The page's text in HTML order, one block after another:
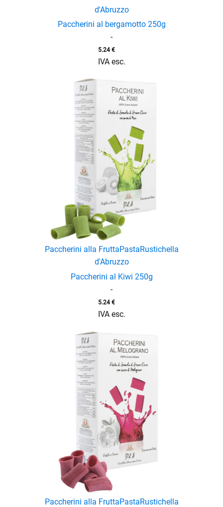
d'Abruzzo
Paccherini al bergamotto 250g
-
5.24 €
IVA esc.
Paccherini alla FruttaPastaRustichella
d'Abruzzo
Paccherini al Kiwi 250g
-
5.24 €
IVA esc.
Paccherini alla FruttaPastaRustichella